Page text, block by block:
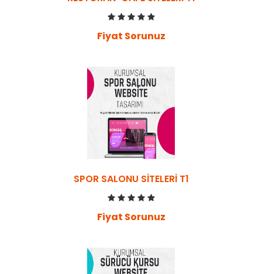
Fiyat Sorunuz
SPOR SALONU SITELERI T1
Fiyat Sorunuz